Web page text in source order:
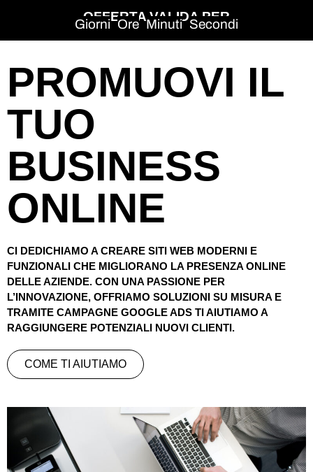
OFFERTA VALIDA PER
Giorni Ore Minuti Secondi
PROMUOVI IL
TUO
BUSINESS
ONLINE
COME TI AIUTIAMO
CI DEDICHIAMO A CREARE SITI WEB MODERNI E
FUNZIONALI CHE MIGLIORANO LA PRESENZA ONLINE
DELLE AZIENDE. CON UNA PASSIONE PER
L’INNOVAZIONE, OFFRIAMO SOLUZIONI SU MISURA E
TRAMITE CAMPAGNE GOOGLE ADS TI AIUTIAMO A
RAGGIUNGERE POTENZIALI NUOVI CLIENTI.